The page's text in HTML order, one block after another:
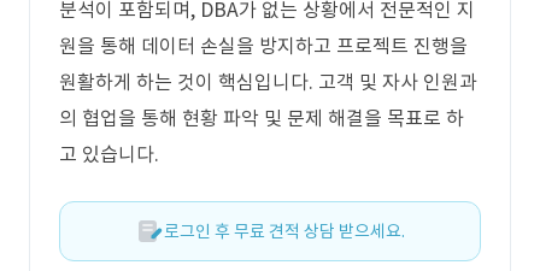
분석이 포함되며, DBA가 없는 상황에서 전문적인 지
원을 통해 데이터 손실을 방지하고 프로젝트 진행을
원활하게 하는 것이 핵심입니다. 고객 및 자사 인원과
의 협업을 통해 현황 파악 및 문제 해결을 목표로 하
고 있습니다.
로그인 후 무료 견적 상담 받으세요.